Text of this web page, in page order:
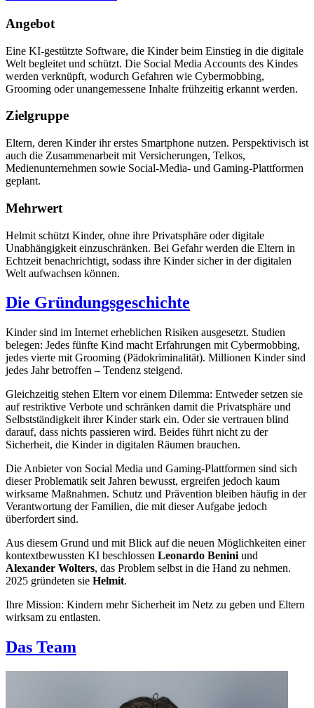
Angebot
Eine KI-gestützte Software, die Kinder beim Einstieg in die digitale
Welt begleitet und schützt. Die Social Media Accounts des Kindes
werden verknüpft, wodurch Gefahren wie Cybermobbing,
Grooming oder unangemessene Inhalte frühzeitig erkannt werden.
Zielgruppe
Eltern, deren Kinder ihr erstes Smartphone nutzen. Perspektivisch ist
auch die Zusammenarbeit mit Versicherungen, Telkos,
Medienunternehmen sowie Social-Media- und Gaming-Plattformen
geplant.
Mehrwert
Helmit schützt Kinder, ohne ihre Privatsphäre oder digitale
Unabhängigkeit einzuschränken. Bei Gefahr werden die Eltern in
Echtzeit benachrichtigt, sodass ihre Kinder sicher in der digitalen
Welt aufwachsen können.
Die Gründungsgeschichte
Kinder sind im Internet erheblichen Risiken ausgesetzt. Studien
belegen: Jedes fünfte Kind macht Erfahrungen mit Cybermobbing,
jedes vierte mit Grooming (Pädokriminalität). Millionen Kinder sind
jedes Jahr betroffen – Tendenz steigend.
Gleichzeitig stehen Eltern vor einem Dilemma: Entweder setzen sie
auf restriktive Verbote und schränken damit die Privatsphäre und
Selbstständigkeit ihrer Kinder stark ein. Oder sie vertrauen blind
darauf, dass nichts passieren wird. Beides führt nicht zu der
Sicherheit, die Kinder in digitalen Räumen brauchen.
Die Anbieter von Social Media und Gaming-Plattformen sind sich
dieser Problematik seit Jahren bewusst, ergreifen jedoch kaum
wirksame Maßnahmen. Schutz und Prävention bleiben häufig in der
Verantwortung der Familien, die mit dieser Aufgabe jedoch
überfordert sind.
Aus diesem Grund und mit Blick auf die neuen Möglichkeiten einer
kontextbewussten KI beschlossen Leonardo Benini und
Alexander Wolters, das Problem selbst in die Hand zu nehmen.
2025 gründeten sie Helmit.
Ihre Mission: Kindern mehr Sicherheit im Netz zu geben und Eltern
wirksam zu entlasten.
Das Team